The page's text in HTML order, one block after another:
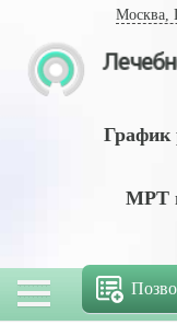
Москва,
График
МРТ